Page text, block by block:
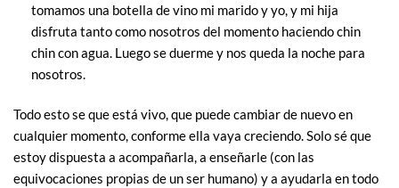
tomamos una botella de vino mi marido y yo, y mi hija
disfruta tanto como nosotros del momento haciendo chin
chin con agua. Luego se duerme y nos queda la noche para
nosotros.
Todo esto se que está vivo, que puede cambiar de nuevo en
cualquier momento, conforme ella vaya creciendo. Solo sé que
estoy dispuesta a acompañarla, a enseñarle (con las
equivocaciones propias de un ser humano) y a ayudarla en todo